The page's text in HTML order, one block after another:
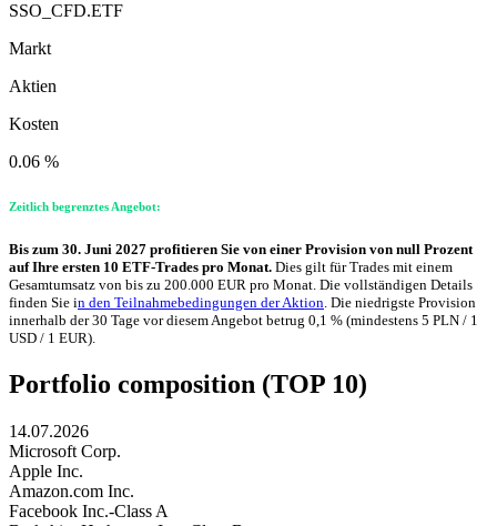
SSO_CFD.ETF
Markt
Aktien
Kosten
0.06 %
Zeitlich begrenztes Angebot:
Bis zum 30. Juni 2027 profitieren Sie von einer Provision von null Prozent
auf Ihre ersten 10 ETF-Trades pro Monat. Dies gilt für Trades mit einem
Gesamtumsatz von bis zu 200.000 EUR pro Monat. Die vollständigen Details
finden Sie in den Teilnahmebedingungen der Aktion. Die niedrigste Provision
innerhalb der 30 Tage vor diesem Angebot betrug 0,1 % (mindestens 5 PLN / 1
USD / 1 EUR).
Portfolio composition (TOP 10)
14.07.2026
Microsoft Corp.
Apple Inc.
Amazon.com Inc.
Facebook Inc.-Class A